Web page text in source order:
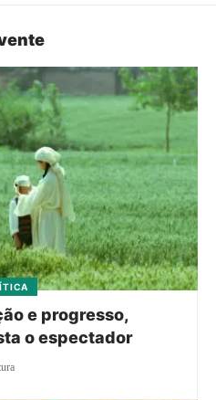
e progresso,
o espectador